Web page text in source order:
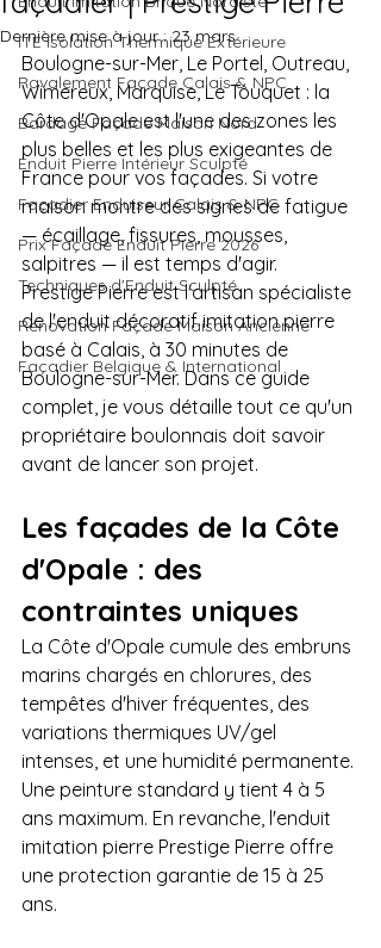
ITE Isolation Thermique Extérieure
Ravalement Façade Calais & NPC
Bardage Façade Maison Nord
Enduit Pierre Intérieur Sculpté
Façadier Enduiseur Calais & NPC
Prix Façade Enduit Pierre 2026
Techniques d'Enduit Sculpté
Rénovation Façade Maison Ancienne
Façadier Belgique & International
Dernière mise à jour :23 mars
Boulogne-sur-Mer, Le Portel, Outreau,
Wimereux, Marquise, Le Touquet : la
Côte d'Opale est l'une des zones les
plus belles et les plus exigeantes de
France pour vos façades. Si votre
maison montre des signes de fatigue
— écaillage, fissures, mousses,
salpitres — il est temps d'agir.
Prestige Pierre est l'artisan spécialiste
de l'enduit décoratif imitation pierre
basé à Calais, à 30 minutes de
Boulogne-sur-Mer. Dans ce guide
complet, je vous détaille tout ce qu'un
propriétaire boulonnais doit savoir
avant de lancer son projet.
Les façades de la Côte
d'Opale : des
contraintes uniques
La Côte d'Opale cumule des embruns
marins chargés en chlorures, des
tempêtes d'hiver fréquentes, des
variations thermiques UV/gel
intenses, et une humidité permanente.
Une peinture standard y tient 4 à 5
ans maximum. En revanche, l'enduit
imitation pierre Prestige Pierre offre
une protection garantie de 15 à 25
ans.